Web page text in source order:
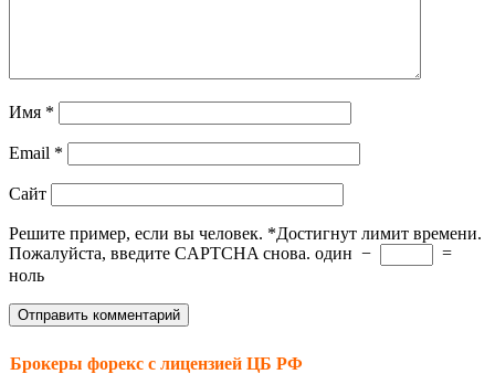
Имя *
Email *
Сайт
Решите пример, если вы человек. *Достигнут лимит времени.
Пожалуйста, введите CAPTCHA снова. один −
=
ноль
Брокеры форекс с лицензией ЦБ РФ